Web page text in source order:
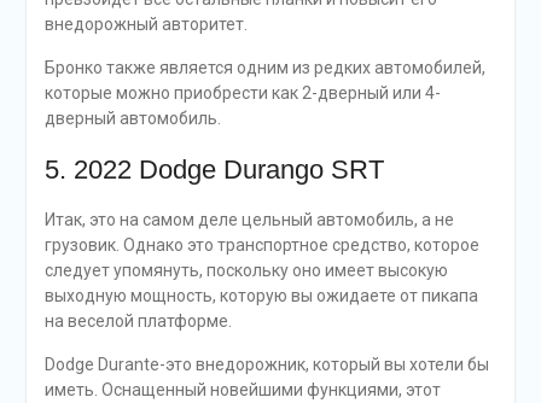
внедорожный авторитет.
Бронко также является одним из редких автомобилей,
которые можно приобрести как 2-дверный или 4-
дверный автомобиль.
5. 2022 Dodge Durango SRT
Итак, это на самом деле цельный автомобиль, а не
грузовик. Однако это транспортное средство, которое
следует упомянуть, поскольку оно имеет высокую
выходную мощность, которую вы ожидаете от пикапа
на веселой платформе.
Dodge Durante-это внедорожник, который вы хотели бы
иметь. Оснащенный новейшими функциями, этот